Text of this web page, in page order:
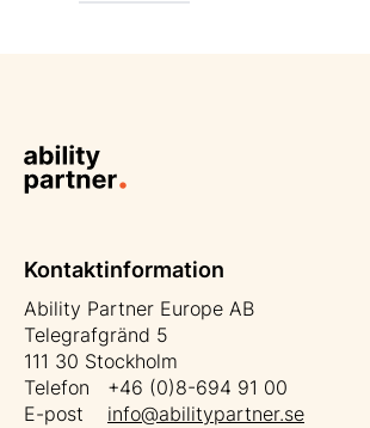
Kontaktinformation
Ability Partner Europe AB
Telegrafgränd 5
111 30 Stockholm
Telefon +46 (0)8-694 91 00
E-post info@abilitypartner.se